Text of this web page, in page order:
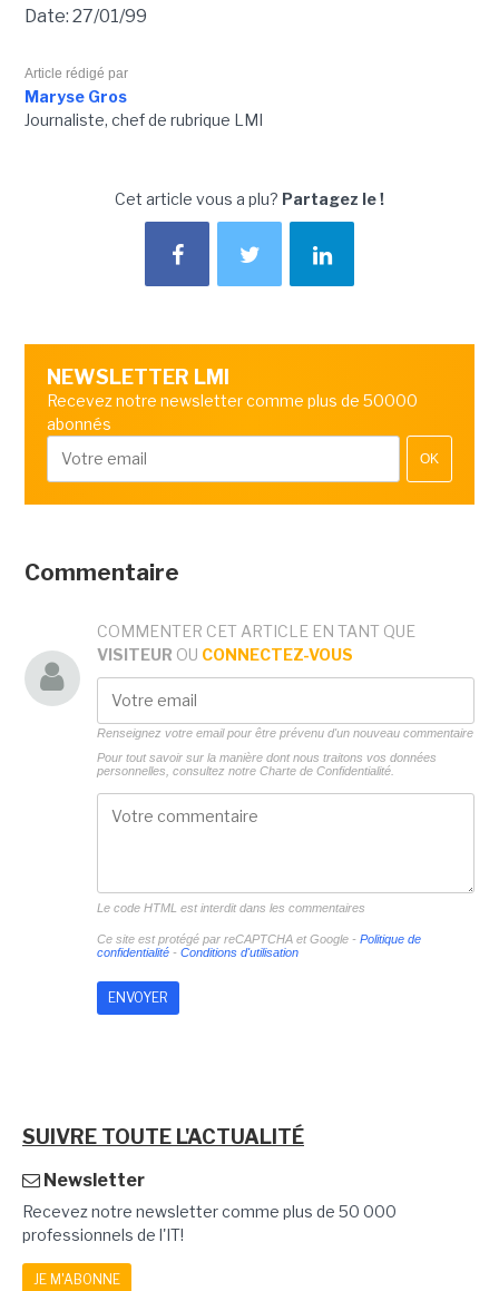
Date: 27/01/99
Article rédigé par
Maryse Gros
Journaliste, chef de rubrique LMI
Cet article vous a plu? Partagez le !
NEWSLETTER LMI
Recevez notre newsletter comme plus de 50000
abonnés
OK
Commentaire
COMMENTER CET ARTICLE EN TANT QUE
VISITEUR OU CONNECTEZ-VOUS
Renseignez votre email pour être prévenu d'un nouveau commentaire
Pour tout savoir sur la manière dont nous traitons vos données
personnelles, consultez notre Charte de Confidentialité.
Le code HTML est interdit dans les commentaires
Ce site est protégé par reCAPTCHA et Google - Politique de
confidentialité- Conditions d'utilisation
SUIVRE TOUTE L'ACTUALITÉ
Newsletter
Recevez notre newsletter comme plus de 50 000
professionnels de l'IT!
JE M'ABONNE